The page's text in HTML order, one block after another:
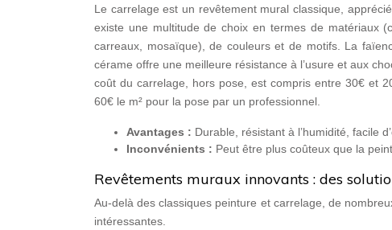
Le carrelage est un revêtement mural classique,
existe une multitude de choix en termes de matériaux
carreaux, mosaïque), de couleurs et de motifs. La
cérame offre une meilleure résistance à l’usure et aux
coût du carrelage, hors pose, est compris entre 30€ et
60€ le m² pour la pose par un professionnel.
Avantages : Durable, résistant à l’humidité, facile
Inconvénients : Peut être plus coûteux que la
Revêtements muraux innovants : des
Au-delà des classiques peinture et carrelage, de
intéressantes.